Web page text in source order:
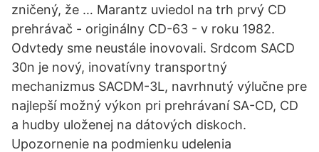
zničený, že … Marantz uviedol na trh prvý CD
prehrávač - originálny CD-63 - v roku 1982.
Odvtedy sme neustále inovovali. Srdcom SACD
30n je nový, inovatívny transportný
mechanizmus SACDM-3L, navrhnutý výlučne pre
najlepší možný výkon pri prehrávaní SA-CD, CD
a hudby uloženej na dátových diskoch.
Upozornenie na podmienku udelenia